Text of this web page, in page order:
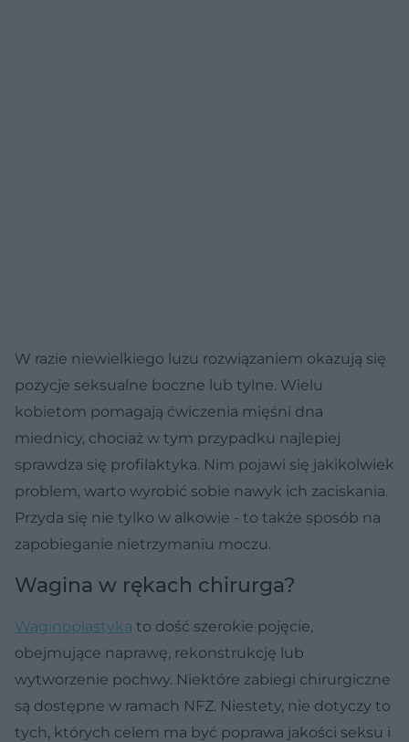
W razie niewielkiego luzu rozwiązaniem okazują się
pozycje seksualne boczne lub tylne. Wielu
kobietom pomagają ćwiczenia mięśni dna
miednicy, chociaż w tym przypadku najlepiej
sprawdza się profilaktyka. Nim pojawi się jakikolwiek
problem, warto wyrobić sobie nawyk ich zaciskania.
Przyda się nie tylko w alkowie - to także sposób na
zapobieganie nietrzymaniu moczu.
Wagina w rękach chirurga?
Waginoplastyka to dość szerokie pojęcie,
obejmujące naprawę, rekonstrukcję lub
wytworzenie pochwy. Niektóre zabiegi chirurgiczne
są dostępne w ramach NFZ. Niestety, nie dotyczy to
tych, których celem ma być poprawa jakości seksu i